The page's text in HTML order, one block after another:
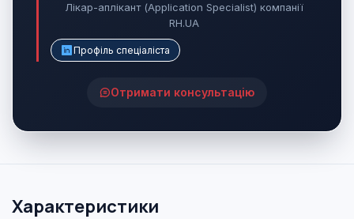
Лікар-аплікант (Application Specialist) компанії
RH.UA
Профіль спеціаліста
Отримати консультацію
Характеристики